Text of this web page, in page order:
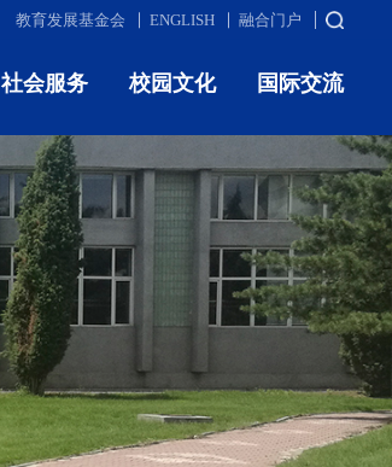
教育发展基金会 ENGLISH 融合门户
社会服务 校园文化 国际交流